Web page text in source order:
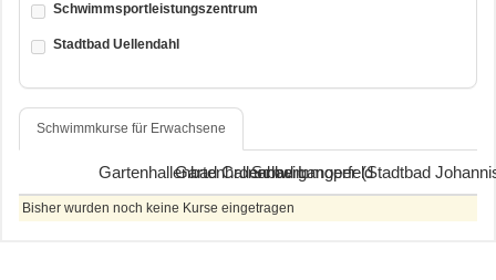
Schwimmsportleistungszentrum
Stadtbad Uellendahl
Schwimmkurse für Erwachsene
Gartenhallenbad Cronenberg
Gartenhallenbad Langerfeld
Schwimmoper (Stadtbad
Bisher wurden noch keine Kurse eingetragen